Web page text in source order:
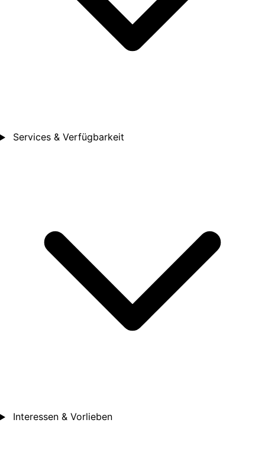
Services & Verfügbarkeit
Interessen & Vorlieben